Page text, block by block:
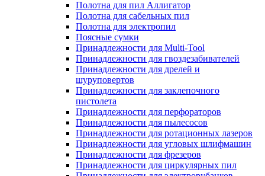
Полотна для пил Аллигатор
Полотна для сабельных пил
Полотна для электропил
Поясные сумки
Принадлежности для Multi-Tool
Принадлежности для гвоздезабивателей
Принадлежности для дрелей и
шуруповертов
Принадлежности для заклепочного
пистолета
Принадлежности для перфораторов
Принадлежности для пылесосов
Принадлежности для ротационных лазеров
Принадлежности для угловых шлифмашин
Принадлежности для фрезеров
Принадлежности для циркулярных пил